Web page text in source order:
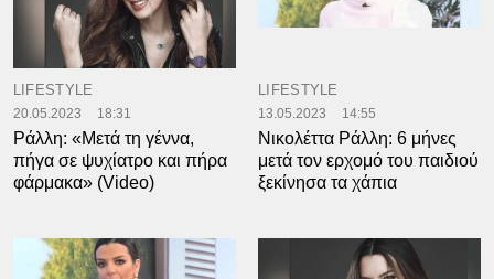
LIFESTYLE
20.05.2023 18:31
Ράλλη: «Μετά τη γέννα,
πήγα σε ψυχίατρο και πήρα
φάρμακα» (Video)
LIFESTYLE
13.05.2023 14:55
Νικολέττα Ράλλη: 6 μήνες
μετά τον ερχομό του παιδιού
ξεκίνησα τα χάπια